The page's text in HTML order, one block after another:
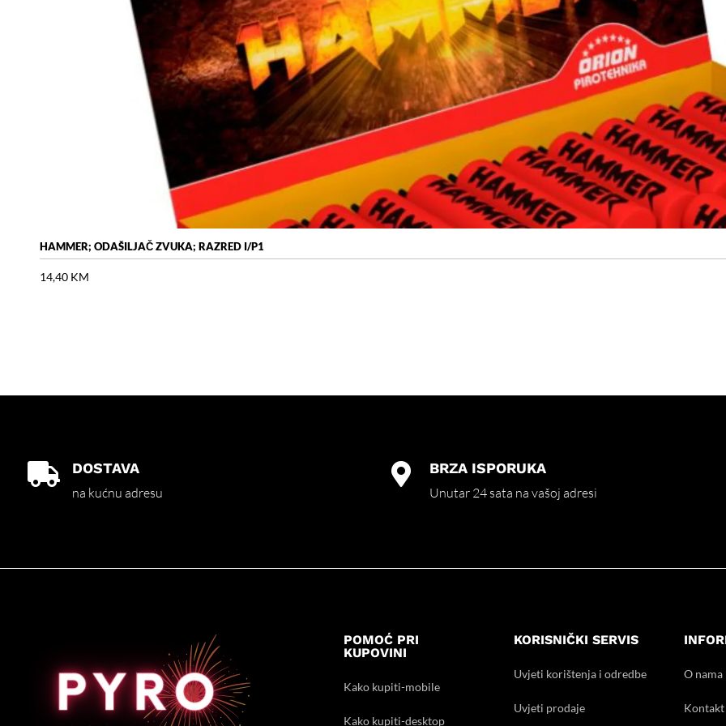
HAMMER; ODAŠILJAČ ZVUKA; RAZRED I/P1
14,40 KM
 DOSTAVA
na kućnu adresu
 BRZA ISPORUKA
Unutar 24 sata na vašoj adresi
POMOĆ PRI
KUPOVINI
Kako kupiti-mobile
Kako kupiti-desktop
KORISNIČKI SERVIS
Uvjeti korištenja i odredbe
Uvjeti prodaje
O nama
Kontakt